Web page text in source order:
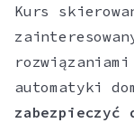
Kurs
automatyki
zabezpieczyć